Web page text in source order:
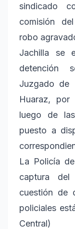
sindicado
comisión
robo
Jachilla se
detención
Juzgado de
Huaraz,
luego de
puesto a
La Policía
captura
cuestión de
policiales
Central)